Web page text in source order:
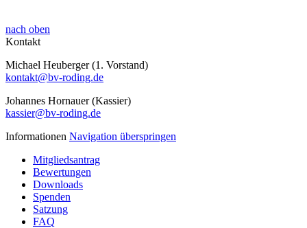
nach oben
Kontakt
Michael Heuberger (1. Vorstand)
kontakt@bv-roding.de
Johannes Hornauer (Kassier)
kassier@bv-roding.de
Informationen Navigation überspringen
Mitgliedsantrag
Bewertungen
Downloads
Spenden
Satzung
FAQ